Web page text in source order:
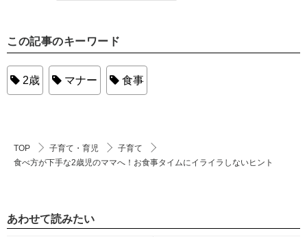
この記事のキーワード
2歳 マナー 食事
TOP 子育て・育児
子育て
食べ方が下手な2歳児のママへ！お食事タイムにイライラしないヒント
あわせて読みたい